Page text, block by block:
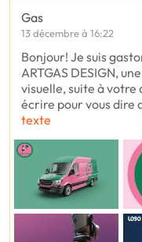
Gas
13 décembre à 16:22
Bonjour! Je suis
ARTGAS DESIGN,
visuelle, suite à votre
écrire pour vous dire
texte